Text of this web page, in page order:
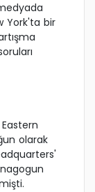
York'ta bir
olarak